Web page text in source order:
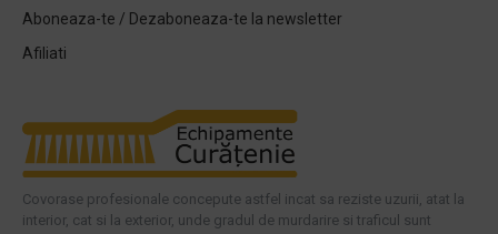
Aboneaza-te / Dezaboneaza-te la newsletter
Afiliati
Covorase profesionale concepute astfel incat sa reziste uzurii, atat la
interior, cat si la exterior, unde gradul de murdarire si traficul sunt